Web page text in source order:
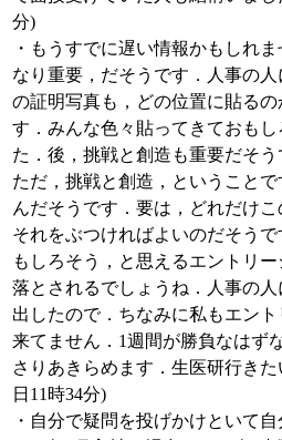
分)
・もうすでに遅い情報かもしれ
なり重要，だそうです．人事の
の証明写真も，どの位置に貼る
す．みんな色々貼ってきておも
た．後，挑戦と創造も重要だそう
ただ，挑戦と創造，ということ
んだそうです．要は，どれだけこ
それをぶつければよいのだそう
もしろそう，と思えるエントリ
落とされるでしょうね．人事の
出したので．ちなみに私もエン
来てません．1週間が勝負なはず
さりあきらめます．生医研行き
日11時34分)
・自分で疑問を投げかけといて